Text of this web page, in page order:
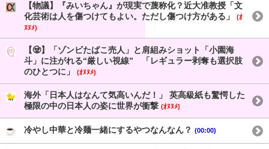
【物議】『みいちゃん』が現実で蔑称化？近大准教授「文
化芸術は人を傷つけてもよい。ただし傷つけ方がある」
(ｵ
ﾇﾇﾒ)
【🧟】「ゾンビたばこ売人」と肩組みショット「小園海
斗」に注がれる“厳しい視線” 「レギュラー剥奪も選択肢
のひとつに」
(ｵﾇﾇﾒ)
海外「日本人はなんて気高いんだ！」 英高級紙も驚愕した
極限の中の日本人の姿に世界が衝撃 (ｵﾇﾇﾒ)
冷やし中華と冷麺一緒にするやつなんなん？ (00:00)